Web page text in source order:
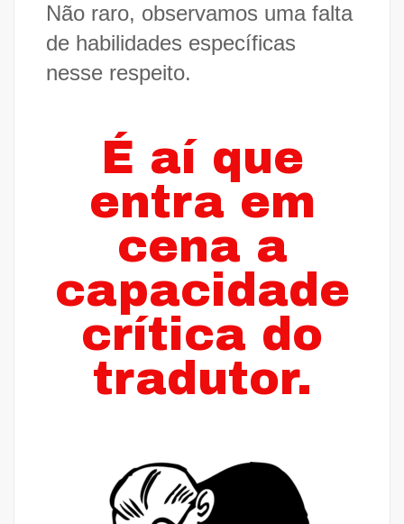
Não raro, observamos uma falta
de habilidades específicas
nesse respeito.
É aí que
entra em
cena a
capacidade
crítica do
tradutor.